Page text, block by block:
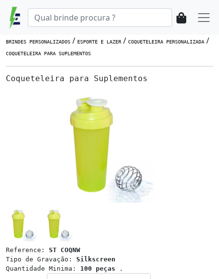
BRINDES PERSONALIZADOS / ESPORTE E LAZER / COQUETELEIRA PERSONALIZADA /
COQUETELEIRA PARA SUPLEMENTOS
Coqueteleira para Suplementos
Reference: ST COQNW
Tipo de Gravação: Silkscreen
Quantidade Minima: 100 peças .